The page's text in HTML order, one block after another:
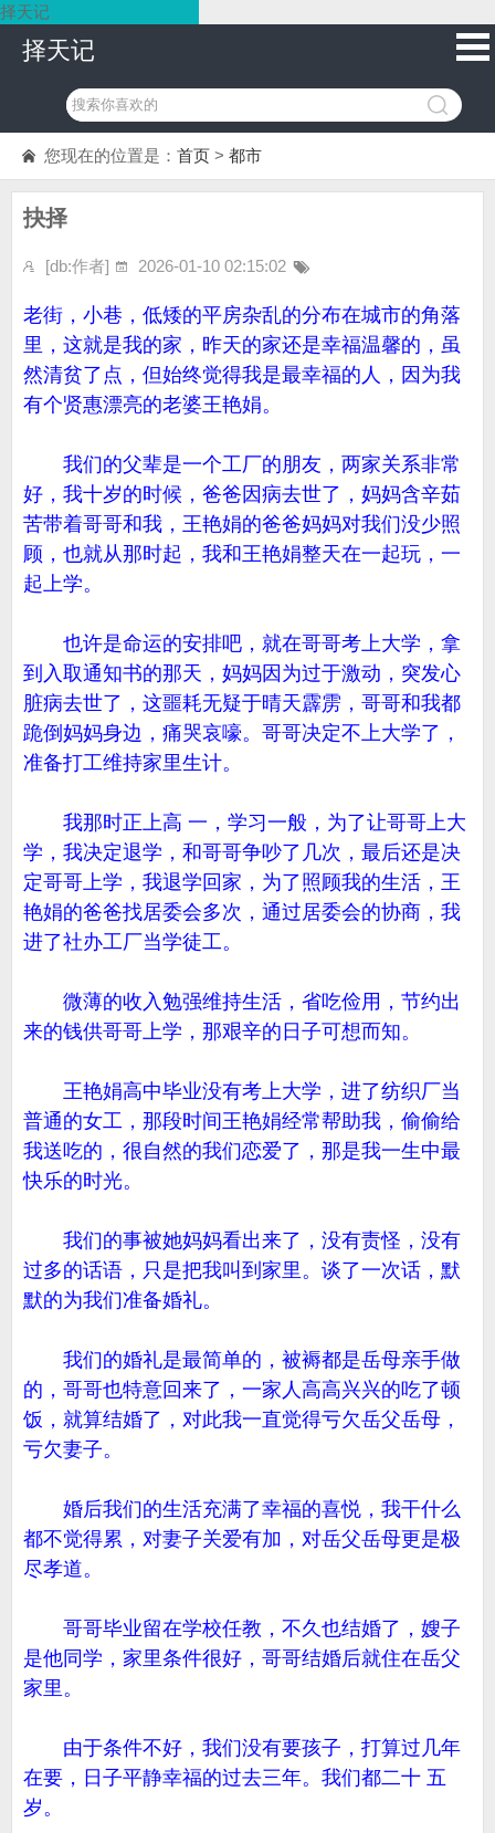
择天记
择天记
您现在的位置是： 首页 > 都市
抉择
[db:作者] 2026-01-10 02:15:02
老街，小巷，低矮的平房杂乱的分布在城市的角落
里，这就是我的家，昨天的家还是幸福温馨的，虽
然清贫了点，但始终觉得我是最幸福的人，因为我
有个贤惠漂亮的老婆王艳娟。
我们的父辈是一个工厂的朋友，两家关系非常
好，我十岁的时候，爸爸因病去世了，妈妈含辛茹
苦带着哥哥和我，王艳娟的爸爸妈妈对我们没少照
顾，也就从那时起，我和王艳娟整天在一起玩，一
起上学。
也许是命运的安排吧，就在哥哥考上大学，拿
到入取通知书的那天，妈妈因为过于激动，突发心
脏病去世了，这噩耗无疑于晴天霹雳，哥哥和我都
跪倒妈妈身边，痛哭哀嚎。哥哥决定不上大学了，
准备打工维持家里生计。
我那时正上高 一，学习一般，为了让哥哥上大
学，我决定退学，和哥哥争吵了几次，最后还是决
定哥哥上学，我退学回家，为了照顾我的生活，王
艳娟的爸爸找居委会多次，通过居委会的协商，我
进了社办工厂当学徒工。
微薄的收入勉强维持生活，省吃俭用，节约出
来的钱供哥哥上学，那艰辛的日子可想而知。
王艳娟高中毕业没有考上大学，进了纺织厂当
普通的女工，那段时间王艳娟经常帮助我，偷偷给
我送吃的，很自然的我们恋爱了，那是我一生中最
快乐的时光。
我们的事被她妈妈看出来了，没有责怪，没有
过多的话语，只是把我叫到家里。谈了一次话，默
默的为我们准备婚礼。
我们的婚礼是最简单的，被褥都是岳母亲手做
的，哥哥也特意回来了，一家人高高兴兴的吃了顿
饭，就算结婚了，对此我一直觉得亏欠岳父岳母，
亏欠妻子。
婚后我们的生活充满了幸福的喜悦，我干什么
都不觉得累，对妻子关爱有加，对岳父岳母更是极
尽孝道。
哥哥毕业留在学校任教，不久也结婚了，嫂子
是他同学，家里条件很好，哥哥结婚后就住在岳父
家里。
由于条件不好，我们没有要孩子，打算过几年
在要，日子平静幸福的过去三年。我们都二十 五
岁。